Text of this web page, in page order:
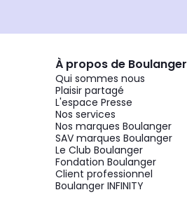
À propos de Boulanger
Qui sommes nous
Plaisir partagé
L'espace Presse
Nos services
Nos marques Boulanger
SAV marques Boulanger
Le Club Boulanger
Fondation Boulanger
Client professionnel
Boulanger INFINITY